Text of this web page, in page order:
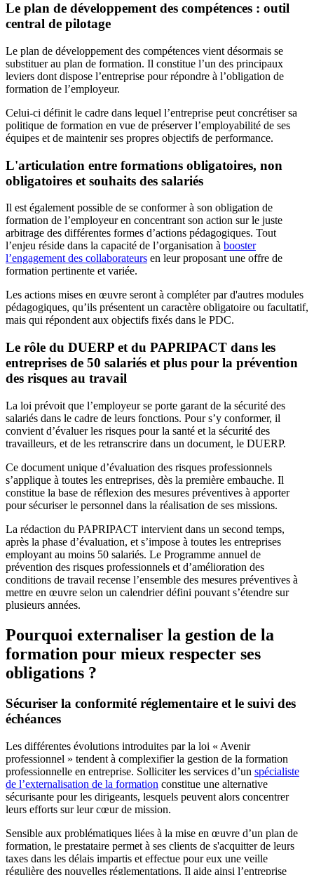
Le plan de développement des compétences : outil
central de pilotage
Le plan de développement des compétences vient désormais se
substituer au plan de formation. Il constitue l’un des principaux
leviers dont dispose l’entreprise pour répondre à l’obligation de
formation de l’employeur.
Celui-ci définit le cadre dans lequel l’entreprise peut concrétiser sa
politique de formation en vue de préserver l’employabilité de ses
équipes et de maintenir ses propres objectifs de performance.
L'articulation entre formations obligatoires, non
obligatoires et souhaits des salariés
Il est également possible de se conformer à son obligation de
formation de l’employeur en concentrant son action sur le juste
arbitrage des différentes formes d’actions pédagogiques. Tout
l’enjeu réside dans la capacité de l’organisation à booster
l’engagement des collaborateurs en leur proposant une offre de
formation pertinente et variée.
Les actions mises en œuvre seront à compléter par d'autres modules
pédagogiques, qu’ils présentent un caractère obligatoire ou facultatif,
mais qui répondent aux objectifs fixés dans le PDC.
Le rôle du DUERP et du PAPRIPACT dans les
entreprises de 50 salariés et plus pour la prévention
des risques au travail
La loi prévoit que l’employeur se porte garant de la sécurité des
salariés dans le cadre de leurs fonctions. Pour s’y conformer, il
convient d’évaluer les risques pour la santé et la sécurité des
travailleurs, et de les retranscrire dans un document, le DUERP.
Ce document unique d’évaluation des risques professionnels
s’applique à toutes les entreprises, dès la première embauche. Il
constitue la base de réflexion des mesures préventives à apporter
pour sécuriser le personnel dans la réalisation de ses missions.
La rédaction du PAPRIPACT intervient dans un second temps,
après la phase d’évaluation, et s’impose à toutes les entreprises
employant au moins 50 salariés. Le Programme annuel de
prévention des risques professionnels et d’amélioration des
conditions de travail recense l’ensemble des mesures préventives à
mettre en œuvre selon un calendrier défini pouvant s’étendre sur
plusieurs années.
Pourquoi externaliser la gestion de la
formation pour mieux respecter ses
obligations ?
Sécuriser la conformité réglementaire et le suivi des
échéances
Les différentes évolutions introduites par la loi « Avenir
professionnel » tendent à complexifier la gestion de la formation
professionnelle en entreprise. Solliciter les services d’un spécialiste
de l’externalisation de la formation constitue une alternative
sécurisante pour les dirigeants, lesquels peuvent alors concentrer
leurs efforts sur leur cœur de mission.
Sensible aux problématiques liées à la mise en œuvre d’un plan de
formation, le prestataire permet à ses clients de s'acquitter de leurs
taxes dans les délais impartis et effectue pour eux une veille
régulière des nouvelles réglementations. Il aide ainsi l’entreprise